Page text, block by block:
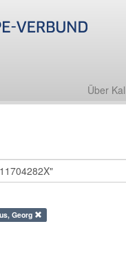
Über
Georg